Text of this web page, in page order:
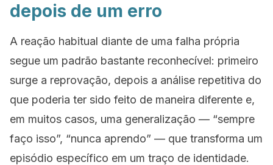
depois de um erro
A reação habitual diante de uma falha própria
segue um padrão bastante reconhecível: primeiro
surge a reprovação, depois a análise repetitiva do
que poderia ter sido feito de maneira diferente e,
em muitos casos, uma generalização — “sempre
faço isso”, “nunca aprendo” — que transforma um
episódio específico em um traço de identidade.